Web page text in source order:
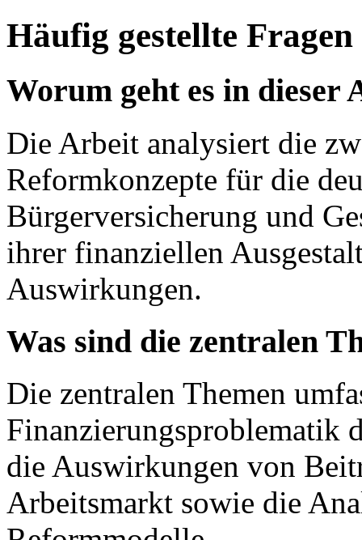
Häufig gestellte Fragen
Worum geht es in dieser
Die Arbeit analysiert die
Reformkonzepte für die
Bürgerversicherung und
ihrer finanziellen
Auswirkungen.
Was sind die zentralen
Die zentralen Themen
Finanzierungsproblematik
die Auswirkungen von
Arbeitsmarkt sowie die